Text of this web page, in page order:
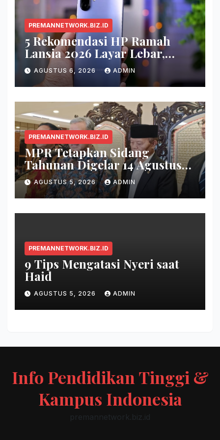
PREMANNETWORK.BIZ.ID
5 Rekomendasi HP Ramah
Lansia 2026 Layar Lebar,
Menu Simpel, dan Baterai
Awet
AGUSTUS 6, 2026 ADMIN
PREMANNETWORK.BIZ.ID
MPR Tetapkan Sidang
Tahunan Digelar 14 Agustus
2026
AGUSTUS 5, 2026 ADMIN
PREMANNETWORK.BIZ.ID
9 Tips Mengatasi Nyeri saat
Haid
AGUSTUS 5, 2026 ADMIN
Info Pendidikan Tinggi &
Kampus Indonesia
premannetwork.biz.id